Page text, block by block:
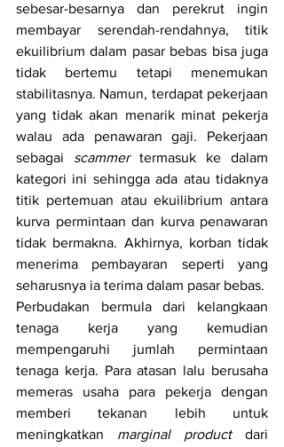
sebesar-besarnya dan perekrut ingin
membayar serendah-rendahnya, titik
ekuilibrium dalam pasar bebas bisa juga
tidak bertemu tetapi menemukan
stabilitasnya. Namun, terdapat pekerjaan
yang tidak akan menarik minat pekerja
walau ada penawaran gaji. Pekerjaan
sebagai scammer termasuk ke dalam
kategori ini sehingga ada atau tidaknya
titik pertemuan atau ekuilibrium antara
kurva permintaan dan kurva penawaran
tidak bermakna. Akhirnya, korban tidak
menerima pembayaran seperti yang
seharusnya ia terima dalam pasar bebas.
Perbudakan bermula dari kelangkaan
tenaga kerja yang kemudian
mempengaruhi jumlah permintaan
tenaga kerja. Para atasan lalu berusaha
memeras usaha para pekerja dengan
memberi tekanan lebih untuk
meningkatkan marginal product dari